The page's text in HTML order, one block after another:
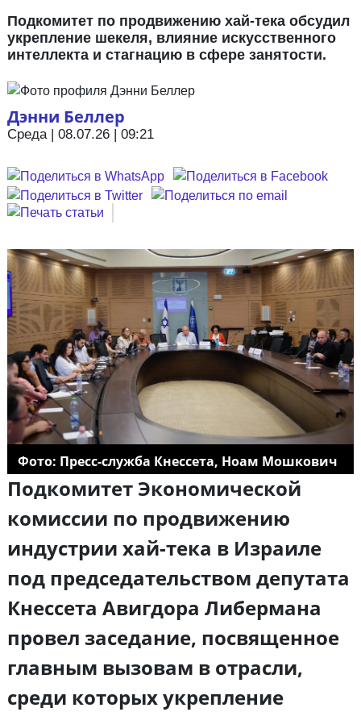
Подкомитет по продвижению хай-тека обсудил
укрепление шекеля, влияние искусственного
интеллекта и стагнацию в сфере занятости.
Дэнни Беллер
Среда | 08.07.26 | 09:21
Фото: Пресс-служба Кнессета, Ноам Мошкович
Подкомитет Экономической
комиссии по продвижению
индустрии хай-тека в Израиле
под председательством депутата
Кнессета Авигдора Либермана
провел заседание, посвященное
главным вызовам в отрасли,
среди которых укрепление